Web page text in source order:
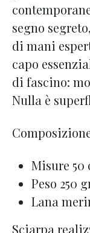
segno
di mani
capo
di fascino:
Nulla è
Misure 50
Peso 250
Lana
Sciarpa